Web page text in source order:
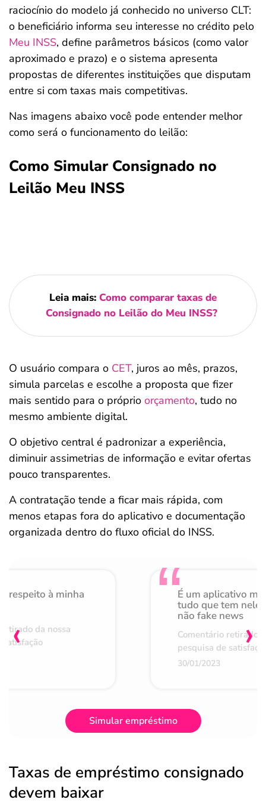
raciocínio do modelo já conhecido no universo CLT:
o beneficiário informa seu interesse no crédito pelo
Meu INSS, define parâmetros básicos (como valor
aproximado e prazo) e o sistema apresenta
propostas de diferentes instituições que disputam
entre si com taxas mais competitivas.
Nas imagens abaixo você pode entender melhor
como será o funcionamento do leilão:
Como Simular Consignado no
Leilão Meu INSS
Leia mais: Como comparar taxas de
Consignado no Leilão do Meu INSS?
O usuário compara o CET, juros ao mês, prazos,
simula parcelas e escolhe a proposta que fizer
mais sentido para o próprio orçamento, tudo no
mesmo ambiente digital.
O objetivo central é padronizar a experiência,
diminuir assimetrias de informação e evitar ofertas
pouco transparentes.
A contratação tende a ficar mais rápida, com
menos etapas fora do aplicativo e documentação
organizada dentro do fluxo oficial do INSS.
respeito à minha
da nossa
É um aplicativo
tudo que tem nele
não fake news
Comentário retirado
pesquisa de
30/01/2023
‹ ›
Simular empréstimo
Taxas de empréstimo consignado
devem baixar